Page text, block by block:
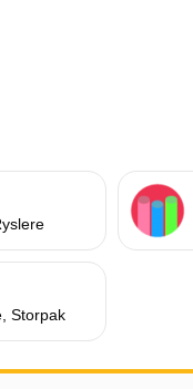
Storpak